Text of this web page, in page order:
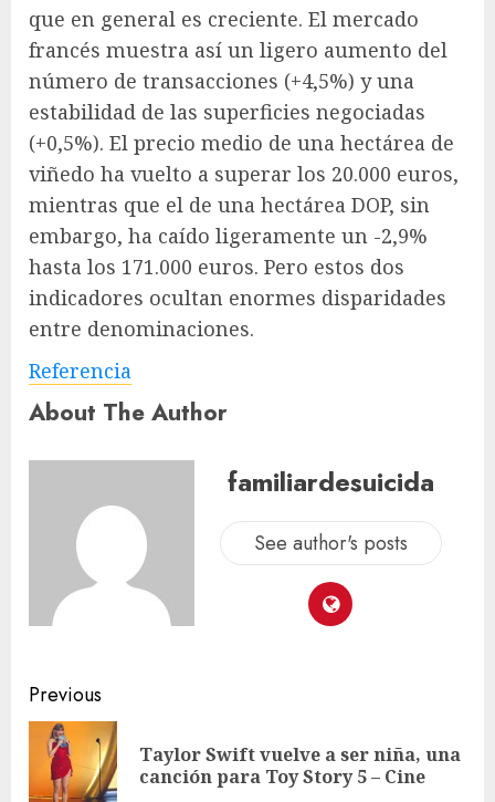
que en general es creciente. El mercado
francés muestra así un ligero aumento del
número de transacciones (+4,5%) y una
estabilidad de las superficies negociadas
(+0,5%). El precio medio de una hectárea de
viñedo ha vuelto a superar los 20.000 euros,
mientras que el de una hectárea DOP, sin
embargo, ha caído ligeramente un -2,9%
hasta los 171.000 euros. Pero estos dos
indicadores ocultan enormes disparidades
entre denominaciones.
Referencia
About The Author
familiardesuicida
See author's posts
Previous
Taylor Swift vuelve a ser niña, una
canción para Toy Story 5 – Cine